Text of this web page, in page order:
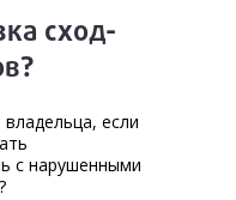
сход-
если
с нарушенными